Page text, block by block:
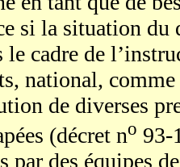
si la situation du
cadre de
national,
de diverses
(décret no 93-
par des équipes